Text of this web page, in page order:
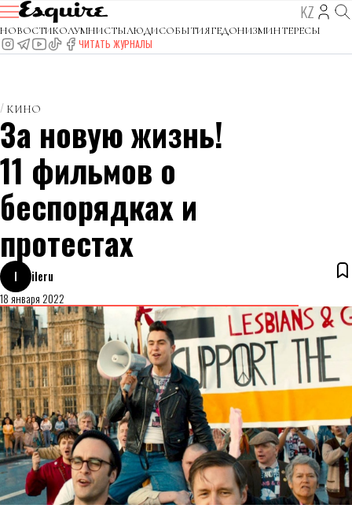
KZ
НОВОСТИКОЛУМНИСТЫЛЮДИСОБЫТИЯГЕДОНИЗМИНТЕРЕСЫ
ЧИТАТЬ ЖУРНАЛЫ
КИНО
За новую жизнь!
11 фильмов о
беспорядках и
протестах
I
ileru
18 января 2022